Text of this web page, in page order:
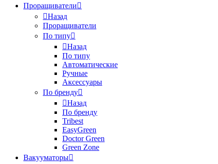
Проращиватели
Назад
Проращиватели
По типу
Назад
По типу
Автоматические
Ручные
Аксессуары
По бренду
Назад
По бренду
Tribest
EasyGreen
Doctor Green
Green Zone
Вакууматоры